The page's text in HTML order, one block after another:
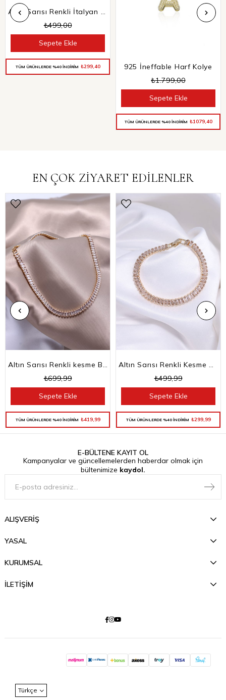
₺499,00
Sepete Ekle
TÜM ÜRÜNLERDE %40 İNDİRİM ₺299,40
925 İneffable Harf Kolye
₺1.799,00
Sepete Ekle
TÜM ÜRÜNLERDE %40 İNDİRİM ₺1079,40
EN ÇOK ZİYARET EDİLENLER
Altın Sarısı Renkli kesme Baget Taşlı Su Yolu Choker Kolye
₺699,99
TÜM ÜRÜNLERDE %40 İNDİRİM ₺419,99
Sepete Ekle
Altın Sarısı Renkli Kesme Baget Taşlı Su Yolu Bileklik
₺499,99
TÜM ÜRÜNLERDE %40 İNDİRİM ₺299,99
Sepete Ekle
E-BÜLTENE KAYIT OL
Kampanyalar ve güncellemelerden haberdar olmak için
bültenimize kaydol.
ALIŞVERİŞ
YASAL
KURUMSAL
İLETİŞİM
Türkçe